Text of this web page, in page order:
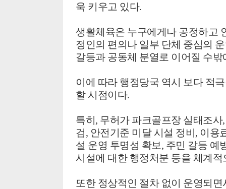
욱 키우고 있다.
생활체육은 누구에게나 공정하고
정인의 편의나 일부 단체 중심의
갈등과 공동체 분열로 이어질 수밖
이에 따라 행정당국 역시 보다 적
할 시점이다.
특히, 무허가 파크골프장 실태조
검, 안전기준 미달 시설 정비, 이용
설 운영 투명성 확보, 주민 갈등 예
시설에 대한 행정처분 등을 체계
또한 정상적인 절차 없이 운영되